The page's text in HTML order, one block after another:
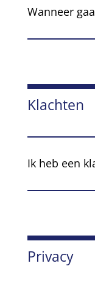
Wanneer
Klachten
Ik heb een
Privacy